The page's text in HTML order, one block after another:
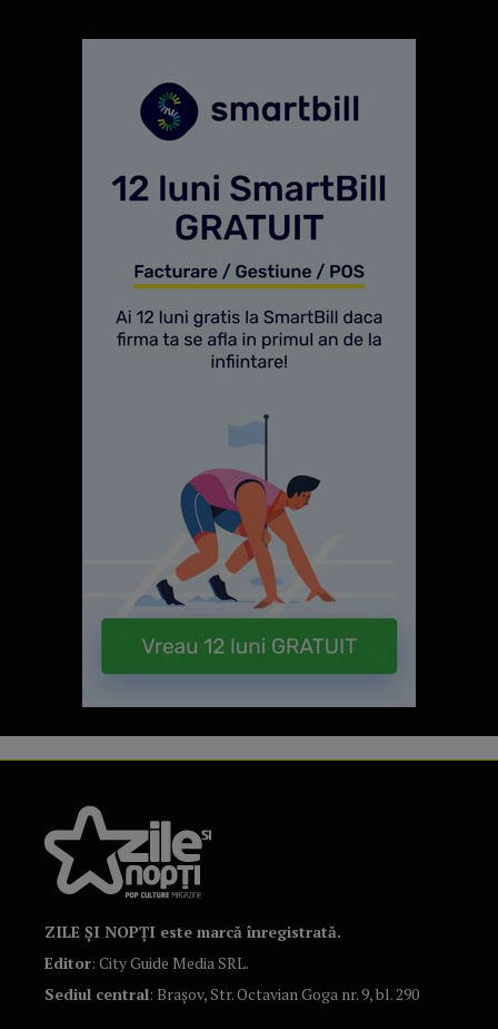
ZILE ȘI NOPȚI este marcă înregistrată.
Editor: City Guide Media SRL.
Sediul central: Brașov, Str. Octavian Goga nr. 9, bl. 290